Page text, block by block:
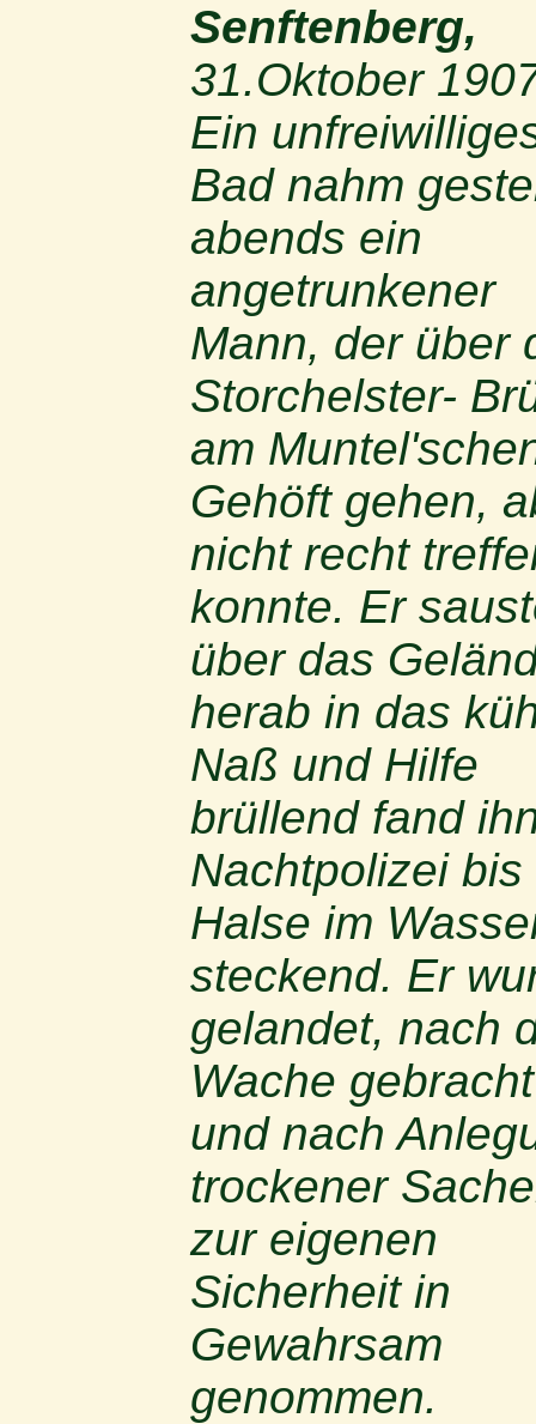
Senftenberg,
31.Oktober
Ein
Bad nahm
abends ein
angetrunkener
Mann, der über
Storchelster-
am
Gehöft gehen,
nicht recht
konnte. Er
über das
herab in das
Naß und Hilfe
brüllend fand
Nachtpolizei bis
Halse im
steckend. Er
gelandet, nach
Wache gebracht
und nach
trockener
zur eigenen
Sicherheit in
Gewahrsam
genommen.